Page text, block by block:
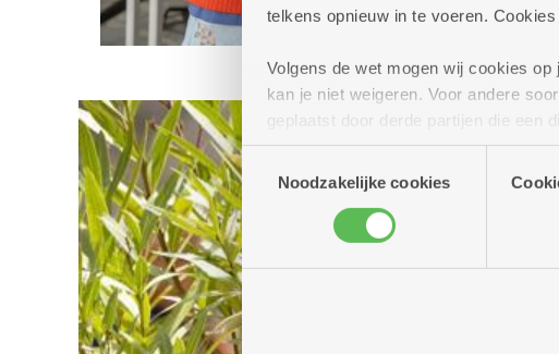
telkens opnieuw in te voeren.
Volgens de wet mogen wij cookies
kan je niet weigeren. Voor andere
geplaatst door derde partijen die een
(geanonimiseerd) gebruik van onze
combineren met andere informatie
Toestemmingsselectie
Noodzakelijke cookies